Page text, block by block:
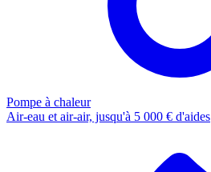
Pompe à chaleur
Air-eau et air-air, jusqu'à 5 000 € d'aides